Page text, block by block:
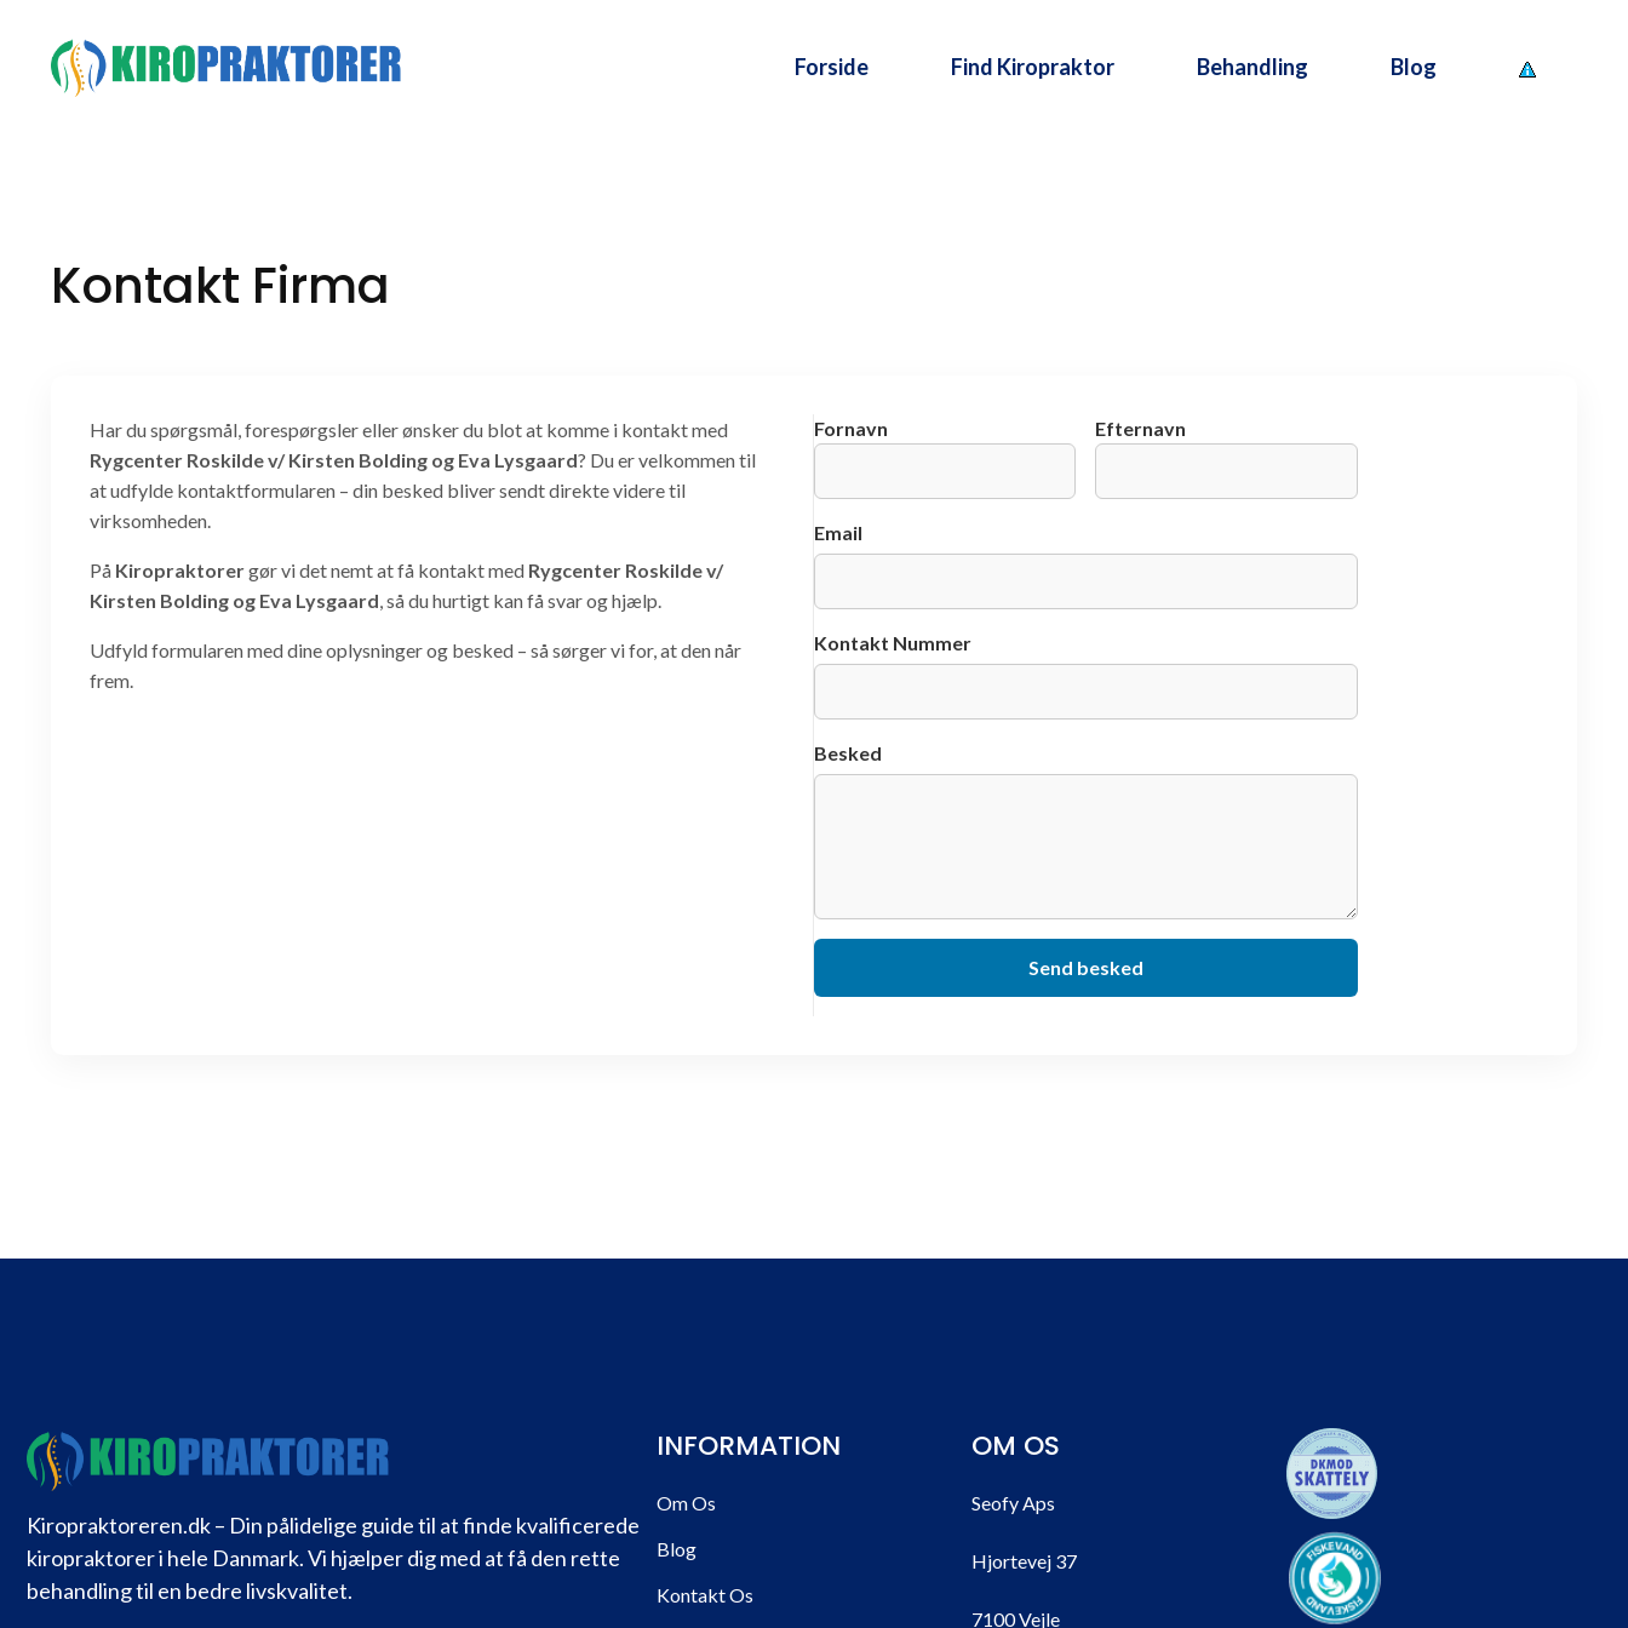
indhold
Forside Find Kiropraktor Behandling Blog
Kontakt Firma
Har du spørgsmål, forespørgsler eller ønsker du blot at komme i kontakt med
Rygcenter Roskilde v/ Kirsten Bolding og Eva Lysgaard? Du er velkommen til
at udfylde kontaktformularen – din besked bliver sendt direkte videre til
virksomheden.
På Kiropraktorergør vi det nemt at få kontakt med Rygcenter Roskilde v/
Kirsten Bolding og Eva Lysgaard, så du hurtigt kan få svar og hjælp.
Udfyld formularen med dine oplysninger og besked – så sørger vi for, at den når
frem.
Fornavn Efternavn
Email
Kontakt Nummer
Besked
Kiropraktoreren.dk – Din pålidelige guide til at finde kvalificerede
kiropraktorer i hele Danmark. Vi hjælper dig med at få den rette
behandling til en bedre livskvalitet.
INFORMATION
Om Os
Blog
Kontakt Os
OM OS
Seofy Aps
Hjortevej 37
7100 Vejle